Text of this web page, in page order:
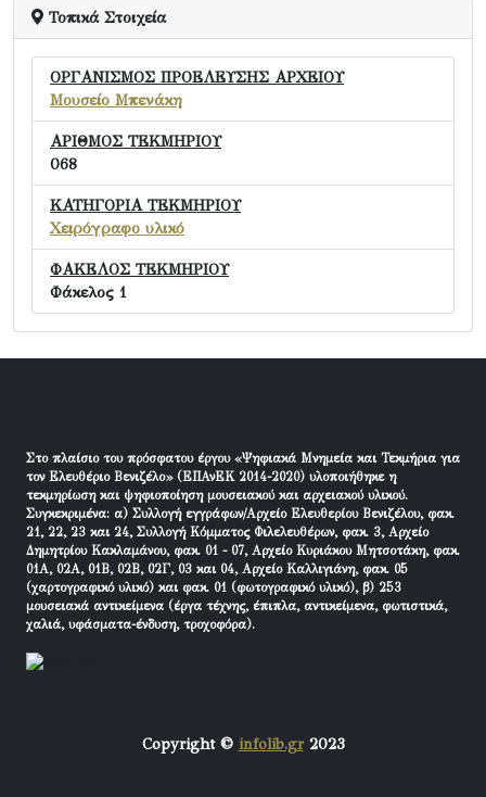
Τοπικά Στοιχεία
ΟΡΓΑΝΙΣΜΟΣ ΠΡΟΕΛΕΥΣΗΣ ΑΡΧΕΙΟΥ
Μουσείο Μπενάκη
ΑΡΙΘΜΟΣ ΤΕΚΜΗΡΙΟΥ
068
ΚΑΤΗΓΟΡΙΑ ΤΕΚΜΗΡΙΟΥ
Χειρόγραφο υλικό
ΦΑΚΕΛΟΣ ΤΕΚΜΗΡΙΟΥ
Φάκελος 1
Στο πλαίσιο του πρόσφατου έργου «Ψηφιακά Μνημεία και Τεκμήρια για
τον Ελευθέριο Βενιζέλο» (ΕΠΑνΕΚ 2014-2020) υλοποιήθηκε η
τεκμηρίωση και ψηφιοποίηση μουσειακού και αρχειακού υλικού.
Συγκεκριμένα: α) Συλλογή εγγράφων/Αρχείο Ελευθερίου Βενιζέλου, φακ.
21, 22, 23 και 24, Συλλογή Κόμματος Φιλελευθέρων, φακ. 3, Αρχείο
Δημητρίου Κακλαμάνου, φακ. 01 - 07, Αρχείο Κυριάκου Μητσοτάκη, φακ.
01Α, 02Α, 01Β, 02Β, 02Γ, 03 και 04, Αρχείο Καλλιγιάνη, φακ. 05
(χαρτογραφικό υλικό) και φακ. 01 (φωτογραφικό υλικό), β) 253
μουσειακά αντικείμενα (έργα τέχνης, έπιπλα, αντικείμενα, φωτιστικά,
χαλιά, υφάσματα-ένδυση, τροχοφόρα).
Copyright © infolib.gr2023